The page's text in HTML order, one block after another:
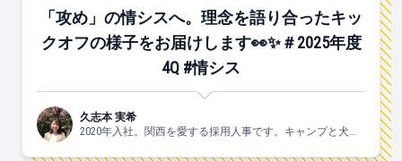
「攻め」の情シスへ。理念を語り合ったキッ
クオフの様子をお届けします👀✨＃2025年度
4Q #情シス
久志本 実希
2020年入社。関西を愛する採用人事です。キャンプと犬と